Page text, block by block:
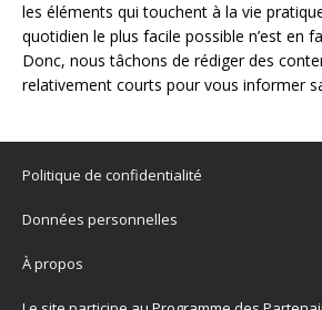
les éléments qui touchent à la vie
quotidien le plus facile possible n’est en
Donc, nous tâchons de rédiger des
relativement courts pour vous informer
Politique de confidentialité
Données personnelles
À propos